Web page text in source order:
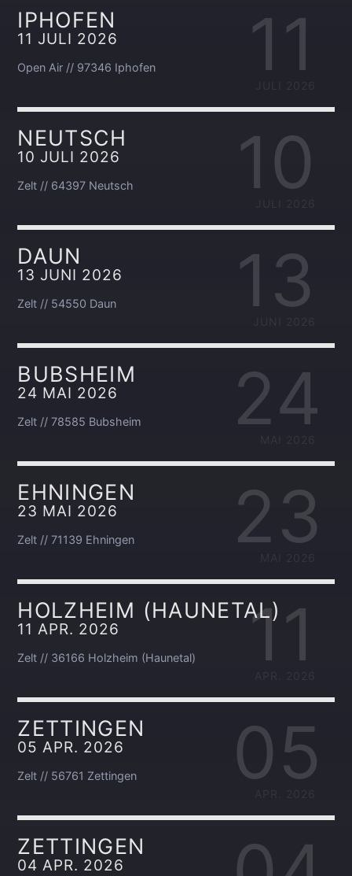
11
IPHOFEN
11 JULI 2026
Open Air // 97346 Iphofen
10
NEUTSCH
10 JULI 2026
Zelt // 64397 Neutsch
13
DAUN
13 JUNI 2026
Zelt // 54550 Daun
24
BUBSHEIM
24 MAI 2026
Zelt // 78585 Bubsheim
23
EHNINGEN
23 MAI 2026
Zelt // 71139 Ehningen
11
HOLZHEIM (HAUNETAL)
11 APR. 2026
Zelt // 36166 Holzheim (Haunetal)
05
ZETTINGEN
05 APR. 2026
Zelt // 56761 Zettingen
ZETTINGEN
04 APR. 2026